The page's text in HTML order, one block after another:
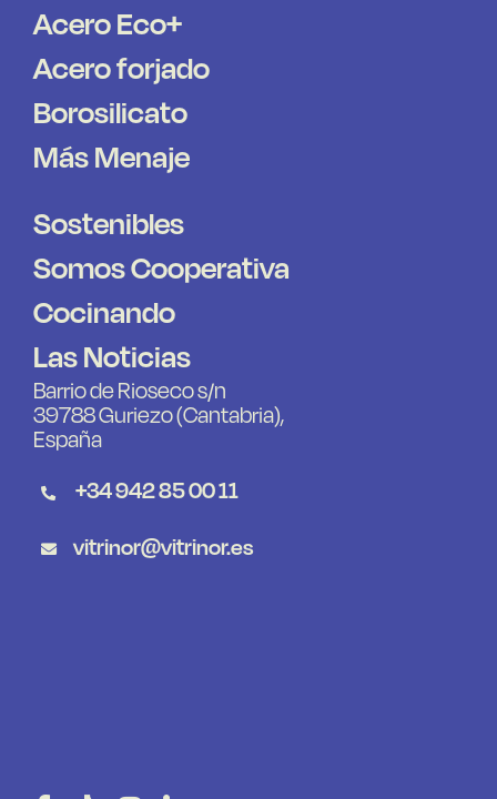
Acero Eco+
Acero forjado
Borosilicato
Más Menaje
Sostenibles
Somos Cooperativa
Cocinando
Las Noticias
Barrio de Rioseco s/n
39788 Guriezo (Cantabria),
España
+34 942 85 00 11
vitrinor@vitrinor.es